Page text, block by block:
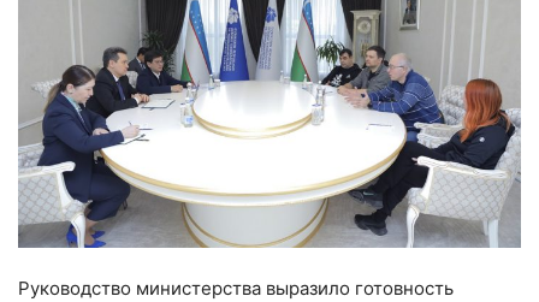
Руководство министерства выразило готовность